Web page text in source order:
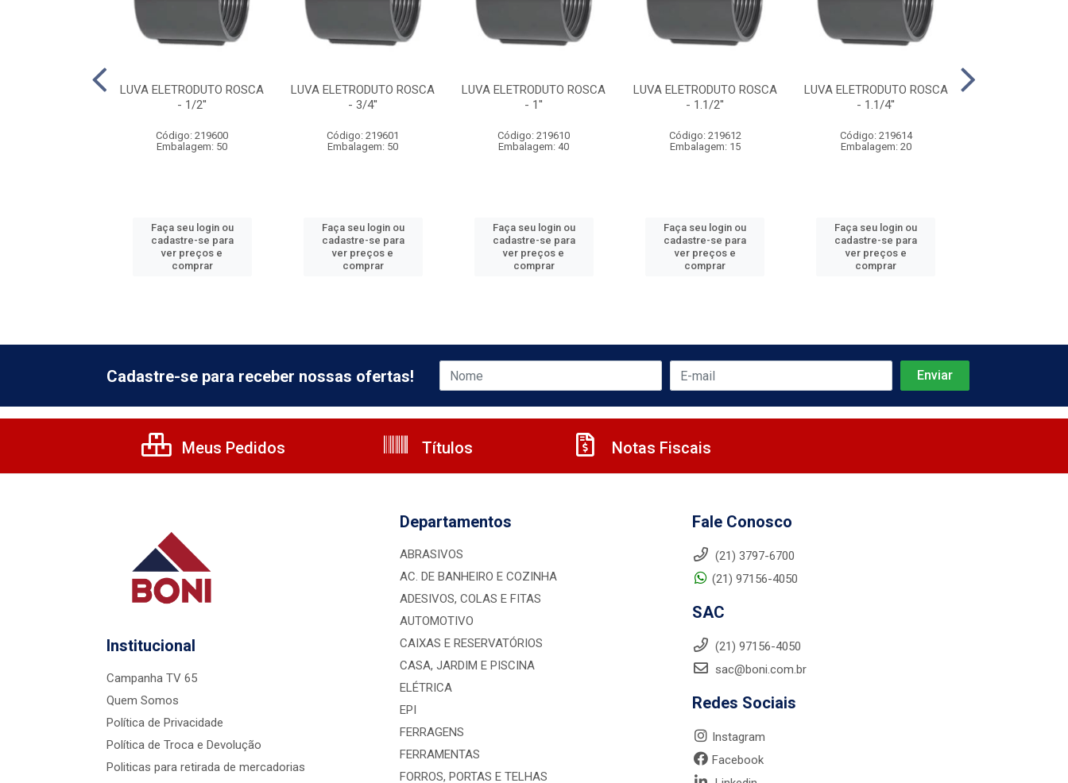
LUVA ELETRODUTO ROSCA
- 1/2''
Código: 219600
Embalagem: 50
Faça seu login ou
cadastre-se para
ver preços e
comprar
LUVA ELETRODUTO ROSCA
- 3/4''
Código: 219601
Embalagem: 50
Faça seu login ou
cadastre-se para
ver preços e
comprar
LUVA ELETRODUTO ROSCA
- 1''
Código: 219610
Embalagem: 40
Faça seu login ou
cadastre-se para
ver preços e
comprar
LUVA ELETRODUTO ROSCA
- 1.1/2''
Código: 219612
Embalagem: 15
Faça seu login ou
cadastre-se para
ver preços e
comprar
LUVA ELETRODUTO ROSCA
- 1.1/4''
Código: 219614
Embalagem: 20
Faça seu login ou
cadastre-se para
ver preços e
comprar
Cadastre-se para receber nossas ofertas!
Meus Pedidos Títulos Notas Fiscais
Institucional
Campanha TV 65
Quem Somos
Política de Privacidade
Política de Troca e Devolução
Politicas para retirada de mercadorias
Departamentos
ABRASIVOS
AC. DE BANHEIRO E COZINHA
ADESIVOS, COLAS E FITAS
AUTOMOTIVO
CAIXAS E RESERVATÓRIOS
CASA, JARDIM E PISCINA
ELÉTRICA
EPI
FERRAGENS
FERRAMENTAS
FORROS, PORTAS E TELHAS
Fale Conosco
(21) 3797-6700
(21) 97156-4050
SAC
(21) 97156-4050
sac@boni.com.br
Redes Sociais
Instagram
Facebook